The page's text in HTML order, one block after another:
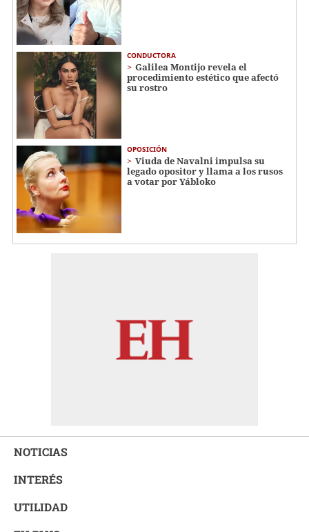
CONDUCTORA
Galilea Montijo revela el
procedimiento estético que afectó
su rostro
OPOSICIÓN
Viuda de Navalni impulsa su
legado opositor y llama a los rusos
a votar por Yábloko
NOTICIAS
INTERÉS
UTILIDAD